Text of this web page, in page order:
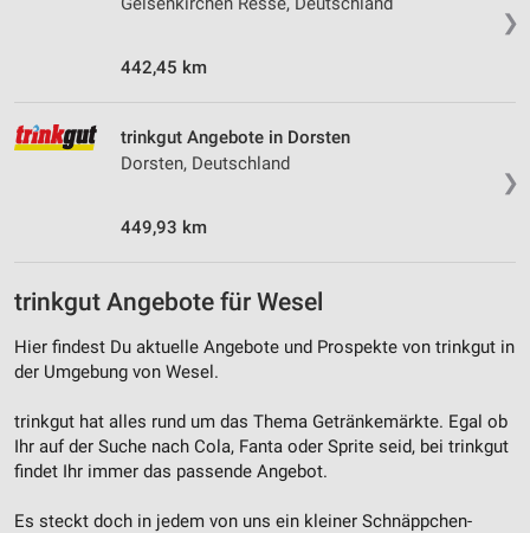
❯
442,45 km
❯
trinkgut Angebote in Dorsten
Dorsten, Deutschland
449,93 km
trinkgut Angebote für Wesel
Hier findest Du aktuelle Angebote und Prospekte von trinkgut in
der Umgebung von Wesel.
trinkgut hat alles rund um das Thema Getränkemärkte. Egal ob
Ihr auf der Suche nach Cola, Fanta oder Sprite seid, bei trinkgut
findet Ihr immer das passende Angebot.
Es steckt doch in jedem von uns ein kleiner Schnäppchen-
personalisierter Werbung
Messung der Werbeleistung
Messung der Performance von Inhalten
Analyse von Zielgruppen durch Statistiken oder
Kombinationen von Daten aus verschiedenen
Quellen